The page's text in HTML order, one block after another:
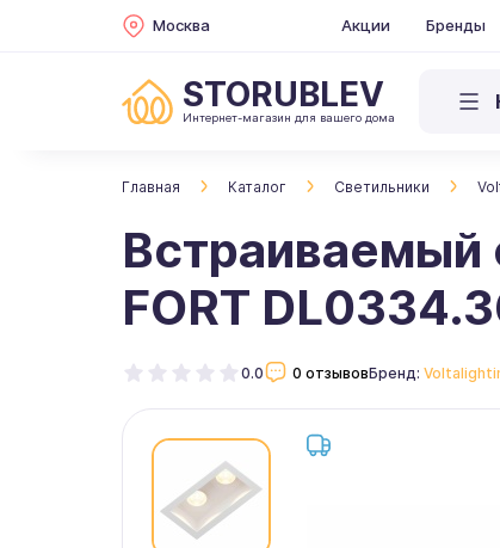
Москва Акции Бренды
STORUBLEV
Интернет-магазин для вашего дома
Главная Каталог Светильники
Встраиваемый
FORT
0.0 0 отзывовБренд: